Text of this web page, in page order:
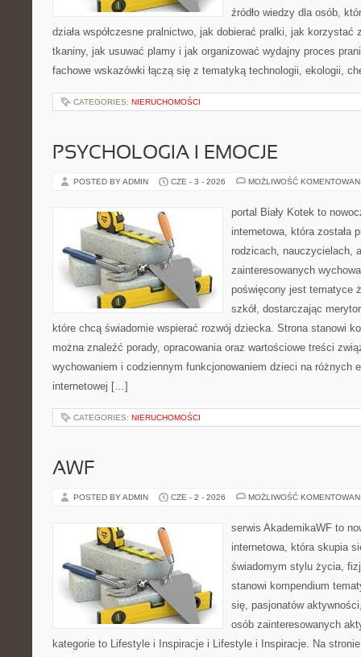
źródło wiedzy dla osób,
działa współczesne pralnictwo, jak dobierać pralki, jak korzystać
tkaniny, jak usuwać plamy i jak organizować wydajny proces
fachowe wskazówki łączą się z tematyką technologii, ekologii,
CATEGORIES: NIERUCHOMOŚCI
PSYCHOLOGIA I EMOCJE
POSTED BY ADMIN CZE - 3 - 2026 MOŻLIWOŚĆ
portal Biały Kotek to
internetowa, która została
rodzicach, nauczycielach,
zainteresowanych
poświęcony jest tematyce
szkół, dostarczając
które chcą świadomie wspierać rozwój dziecka. Strona stanowi
można znaleźć porady, opracowania oraz wartościowe treści
wychowaniem i codziennym funkcjonowaniem dzieci na różnych
internetowej […]
CATEGORIES: NIERUCHOMOŚCI
AWF
POSTED BY ADMIN CZE - 2 - 2026 MOŻLIWOŚĆ
serwis AkademikaWF to
internetowa, która skupia
świadomym stylu życia,
stanowi kompendium
się, pasjonatów
osób zainteresowanych
kategorie to Lifestyle i Inspiracje i Lifestyle i Inspiracje. Na